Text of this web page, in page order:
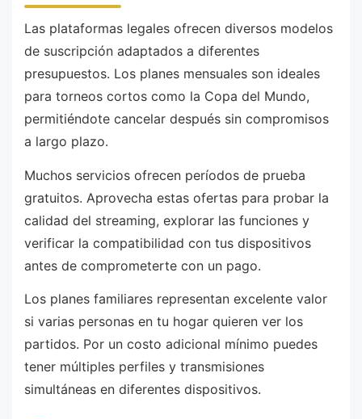
Las plataformas legales ofrecen diversos modelos
de suscripción adaptados a diferentes
presupuestos. Los planes mensuales son ideales
para torneos cortos como la Copa del Mundo,
permitiéndote cancelar después sin compromisos
a largo plazo.
Muchos servicios ofrecen períodos de prueba
gratuitos. Aprovecha estas ofertas para probar la
calidad del streaming, explorar las funciones y
verificar la compatibilidad con tus dispositivos
antes de comprometerte con un pago.
Los planes familiares representan excelente valor
si varias personas en tu hogar quieren ver los
partidos. Por un costo adicional mínimo puedes
tener múltiples perfiles y transmisiones
simultáneas en diferentes dispositivos.